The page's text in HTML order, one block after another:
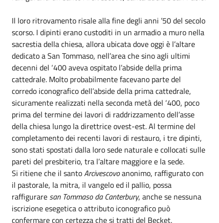
Il loro ritrovamento risale alla fine degli anni ’50 del secolo
scorso. I dipinti erano custoditi in un armadio a muro nella
sacrestia della chiesa, allora ubicata dove oggi è l’altare
dedicato a San Tommaso, nell’area che sino agli ultimi
decenni del ‘400 aveva ospitato l’abside della prima
cattedrale. Molto probabilmente facevano parte del
corredo iconografico dell’abside della prima cattedrale,
sicuramente realizzati nella seconda metà del ‘400, poco
prima del termine dei lavori di raddrizzamento dell’asse
della chiesa lungo la direttrice ovest-est. Al termine del
completamento dei recenti lavori di restauro, i tre dipinti,
sono stati spostati dalla loro sede naturale e collocati sulle
pareti del presbiterio, tra l’altare maggiore e la sede.
Si ritiene che il santoArcivescovoanonimo, raffigurato con
il pastorale, la mitra, il vangelo ed il pallio, possa
raffigurare san Tommaso da Canterbury, anche se nessuna
iscrizione esegetica o attributo iconografico può
confermare con certezza che si tratti del Becket.